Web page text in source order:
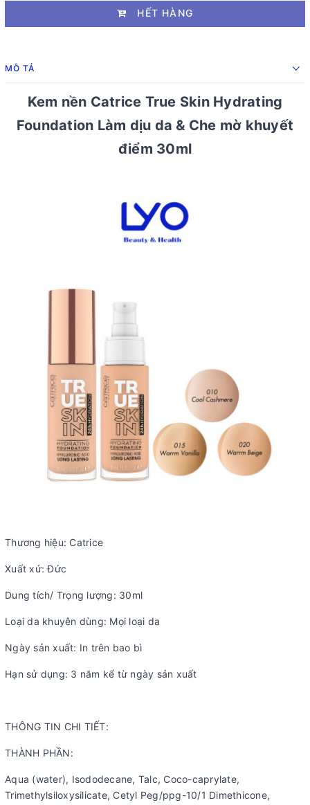
HẾT HÀNG
MÔ TẢ
Kem nền Catrice True Skin Hydrating
Foundation Làm dịu da & Che mờ khuyết
điểm 30ml
Thương hiệu: Catrice
Xuất xứ: Đức
Dung tích/ Trọng lượng: 30ml
Loại da khuyên dùng: Mọi loại da
Ngày sản xuất: In trên bao bì
Hạn sử dụng: 3 năm kể từ ngày sản xuất
THÔNG TIN CHI TIẾT:
THÀNH PHẦN:
Aqua (water), Isododecane, Talc, Coco-caprylate,
Trimethylsiloxysilicate, Cetyl Peg/ppg-10/1 Dimethicone,